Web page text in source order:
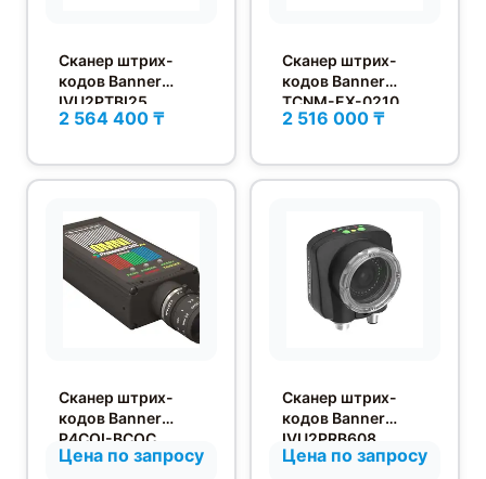
Сканер штрих-
кодов Banner
IVU2PTBI25
2 564 400 ₸
Сканер штрих-
кодов Banner
TCNM-EX-0210
2 516 000 ₸
Сканер штрих-
кодов Banner
P4COI-BCOC
Цена по запросу
Сканер штрих-
кодов Banner
IVU2PRB608
Цена по запросу